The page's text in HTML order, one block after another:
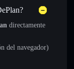
directamente
del navegador)